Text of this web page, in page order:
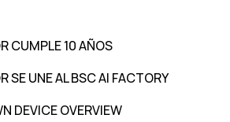
CUMPLE 10 AÑOS
SE UNE AL BSC AI FACTORY
DEVICE OVERVIEW